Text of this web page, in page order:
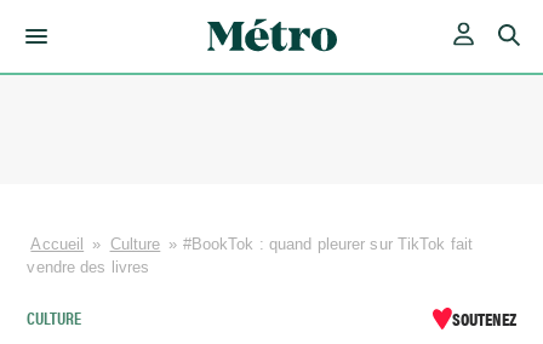
Accueil » Culture » #BookTok : quand pleurer sur TikTok fait
vendre des livres
CULTURE SOUTENEZ